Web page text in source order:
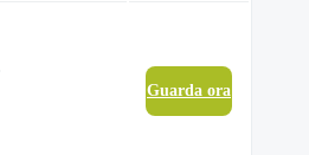
Guarda ora